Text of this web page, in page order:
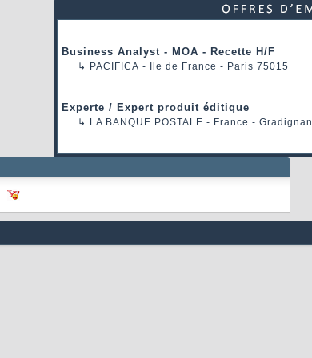
Business Analyst - MOA - Recette H/F
↳ PACIFICA - Ile de France - Paris 75015
Experte / Expert produit éditique
↳ LA BANQUE POSTALE - France - Gradignan